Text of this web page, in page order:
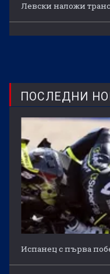
Левски наложи
ПОСЛЕДНИ
Испанец с първа